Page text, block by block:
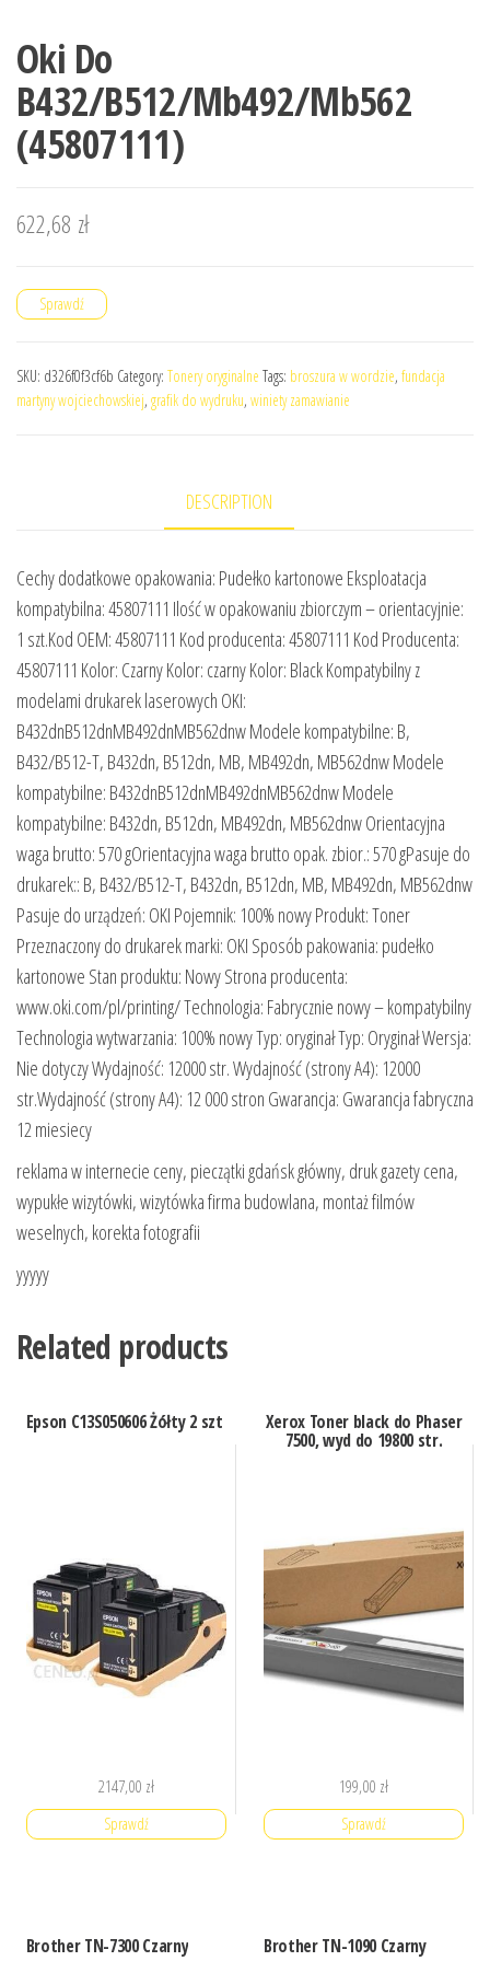
Oki Do
B432/B512/Mb492/Mb562
(45807111)
622,68 zł
Sprawdź
SKU: d326f0f3cf6b Category: Tonery oryginalne Tags: broszura w wordzie, fundacja
martyny wojciechowskiej, grafik do wydruku, winiety zamawianie
DESCRIPTION
Cechy dodatkowe opakowania: Pudełko kartonowe Eksploatacja
kompatybilna: 45807111 Ilość w opakowaniu zbiorczym – orientacyjnie:
1 szt.Kod OEM: 45807111 Kod producenta: 45807111 Kod Producenta:
45807111 Kolor: Czarny Kolor: czarny Kolor: Black Kompatybilny z
modelami drukarek laserowych OKI:
B432dnB512dnMB492dnMB562dnw Modele kompatybilne: B,
B432/B512-T, B432dn, B512dn, MB, MB492dn, MB562dnw Modele
kompatybilne: B432dnB512dnMB492dnMB562dnw Modele
kompatybilne: B432dn, B512dn, MB492dn, MB562dnw Orientacyjna
waga brutto: 570 gOrientacyjna waga brutto opak. zbior.: 570 gPasuje do
drukarek:: B, B432/B512-T, B432dn, B512dn, MB, MB492dn, MB562dnw
Pasuje do urządzeń: OKI Pojemnik: 100% nowy Produkt: Toner
Przeznaczony do drukarek marki: OKI Sposób pakowania: pudełko
kartonowe Stan produktu: Nowy Strona producenta:
www.oki.com/pl/printing/ Technologia: Fabrycznie nowy – kompatybilny
Technologia wytwarzania: 100% nowy Typ: oryginał Typ: Oryginał Wersja:
Nie dotyczy Wydajność: 12000 str. Wydajność (strony A4): 12000
str.Wydajność (strony A4): 12 000 stron Gwarancja: Gwarancja fabryczna
12 miesiecy
reklama w internecie ceny, pieczątki gdańsk główny, druk gazety cena,
wypukłe wizytówki, wizytówka firma budowlana, montaż filmów
weselnych, korekta fotografii
yyyyy
Related products
Epson C13S050606 Żółty 2 szt
2147,00 zł
Sprawdź
Xerox Toner black do Phaser
7500, wyd do 19800 str.
199,00 zł
Sprawdź
Brother TN-7300 Czarny Brother TN-1090 Czarny